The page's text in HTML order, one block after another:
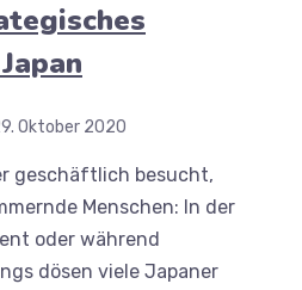
Oktober 2020
geschäftlich besucht,
Menschen: In der
oder während
dösen viele Japaner